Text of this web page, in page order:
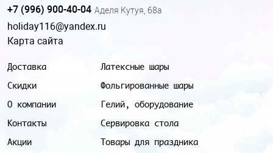
Доставка
Скидки
О компании
Контакты
Акции
Латексные шары
Фольгированные шары
Гелий, оборудование
Сервировка стола
Товары для праздника
+7 (996) 900-40-04 Аделя Кутуя, 68а
holiday116@yandex.ru
Карта сайта